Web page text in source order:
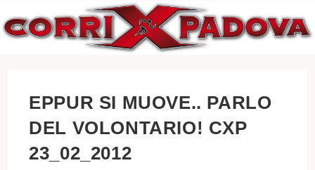
EPPUR SI MUOVE.. PARLO
DEL VOLONTARIO! CXP
23_02_2012